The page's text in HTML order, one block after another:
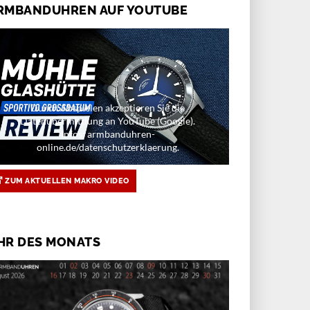
AUF YOUTUBE
Durch Abspielen akzeptieren Sie die
Datenübermittlung an YouTube (Google).
Infos: armbanduhren-
online.de/datenschutzerklaerung.
ZUM AKTUELLEN MAKRO VIDEO
DES MONATS